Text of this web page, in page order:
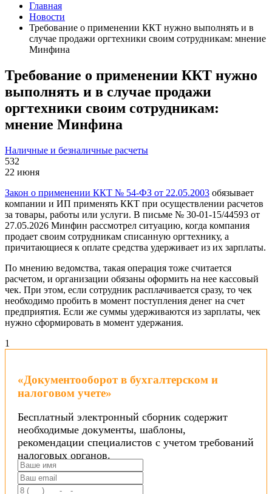
Главная
Новости
Требование о применении ККТ нужно выполнять и в
случае продажи оргтехники своим сотрудникам: мнение
Минфина
Требование о применении ККТ нужно
выполнять и в случае продажи
оргтехники своим сотрудникам:
мнение Минфина
Наличные и безналичные расчеты
532
22 июня
Закон о применении ККТ № 54-ФЗ от 22.05.2003 обязывает
компании и ИП применять ККТ при осуществлении расчетов
за товары, работы или услуги. В письме № 30-01-15/44593 от
27.05.2026 Минфин рассмотрел ситуацию, когда компания
продает своим сотрудникам списанную оргтехнику, а
причитающиеся к оплате средства удерживает из их зарплаты.
По мнению ведомства, такая операция тоже считается
расчетом, и организации обязаны оформить на нее кассовый
чек. При этом, если сотрудник расплачивается сразу, то чек
необходимо пробить в момент поступления денег на счет
предприятия. Если же суммы удерживаются из зарплаты, чек
нужно сформировать в момент удержания.
1
«Документооборот в бухгалтерском и
налоговом учете»
Бесплатный электронный сборник содержит
необходимые документы, шаблоны,
рекомендации специалистов с учетом требований
налоговых органов.